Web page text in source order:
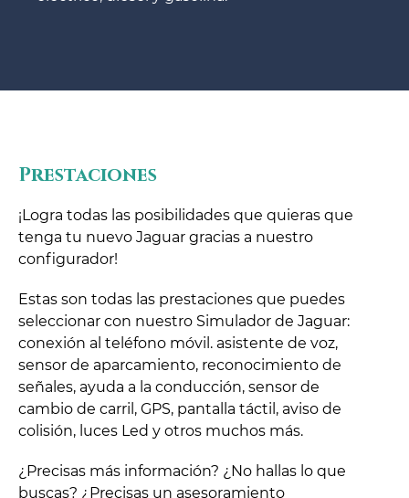
Prestaciones
¡Logra todas las posibilidades que quieras que
tenga tu nuevo Jaguar gracias a nuestro
configurador!
Estas son todas las prestaciones que puedes
seleccionar con nuestro Simulador de Jaguar:
conexión al teléfono móvil. asistente de voz,
sensor de aparcamiento, reconocimiento de
señales, ayuda a la conducción, sensor de
cambio de carril, GPS, pantalla táctil, aviso de
colisión, luces Led y otros muchos más.
¿Precisas más información? ¿No hallas lo que
buscas? ¿Precisas un asesoramiento